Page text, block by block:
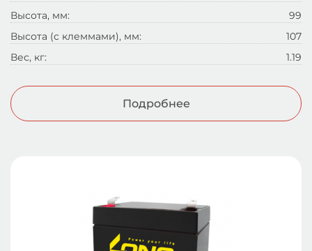
Высота, мм:
99
Высота (с клеммами), мм:
107
Вес, кг:
1.19
Подробнее